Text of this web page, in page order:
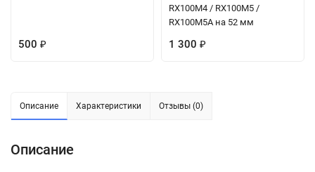
500 ₽
RX100M4 / RX100M5 /
RX100M5A на 52 мм
1 300 ₽
Описание Характеристики Отзывы (0)
Описание